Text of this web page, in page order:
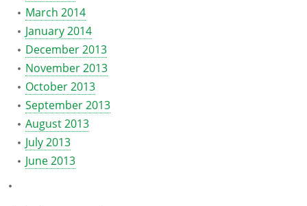
March 2014
January 2014
December 2013
November 2013
October 2013
September 2013
August 2013
July 2013
June 2013